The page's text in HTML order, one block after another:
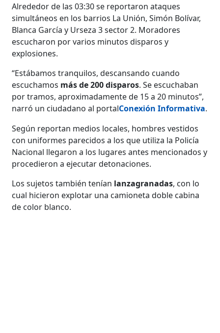
Alrededor de las 03:30 se reportaron ataques
simultáneos en los barrios La Unión, Simón Bolívar,
Blanca García y Urseza 3 sector 2. Moradores
escucharon por varios minutos disparos y
explosiones.
“Estábamos tranquilos, descansando cuando
escuchamos más de 200 disparos. Se escuchaban
por tramos, aproximadamente de 15 a 20 minutos”,
narró un ciudadano al portalConexión Informativa.
Según reportan medios locales, hombres vestidos
con uniformes parecidos a los que utiliza la Policía
Nacional llegaron a los lugares antes mencionados y
procedieron a ejecutar detonaciones.
Los sujetos también tenían lanzagranadas, con lo
cual hicieron explotar una camioneta doble cabina
de color blanco.